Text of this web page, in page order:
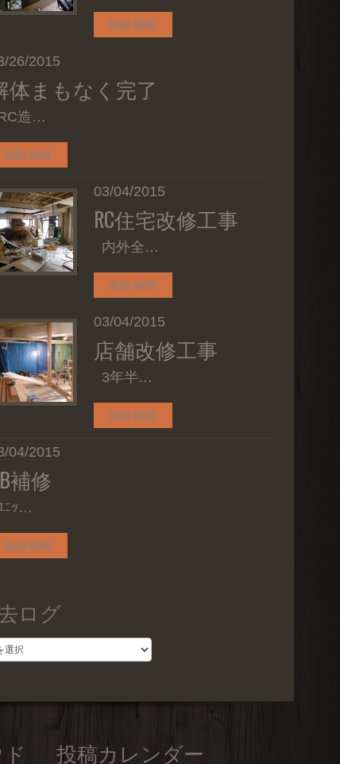
READ MORE
26/2015
体まもなく完了
造…
READ MORE
03/04/2015
RC住宅改修工事
内外全…
READ MORE
03/04/2015
店舗改修工事
3年半…
READ MORE
04/2015
補修
ﾆｯ…
READ MORE
ログ
投稿カレンダー